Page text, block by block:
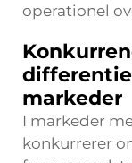
operationel
markeder
I markeder
konkurrerer